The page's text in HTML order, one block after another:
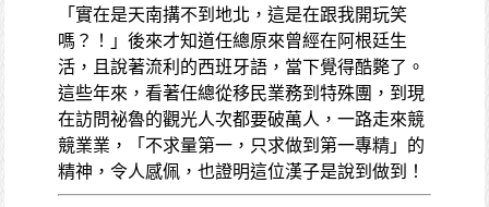
「實在是天南搆不到地北，這是在跟我開玩笑
嗎？！」後來才知道任總原來曾經在阿根廷生
活，且說著流利的西班牙語，當下覺得酷斃了。
這些年來，看著任總從移民業務到特殊團，到現
在訪問祕魯的觀光人次都要破萬人，一路走來競
競業業，「不求量第一，只求做到第一專精」的
精神，令人感佩，也證明這位漢子是說到做到！